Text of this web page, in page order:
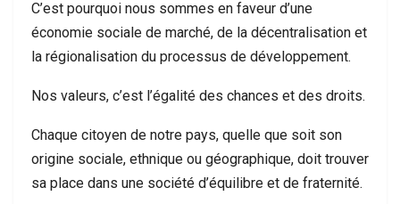
C’est pourquoi nous sommes en faveur d’une
économie sociale de marché, de la décentralisation et
la régionalisation du processus de développement.
Nos valeurs, c’est l’égalité des chances et des droits.
Chaque citoyen de notre pays, quelle que soit son
origine sociale, ethnique ou géographique, doit trouver
sa place dans une société d’équilibre et de fraternité.